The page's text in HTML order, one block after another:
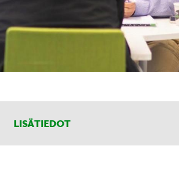
LISÄTIEDOT